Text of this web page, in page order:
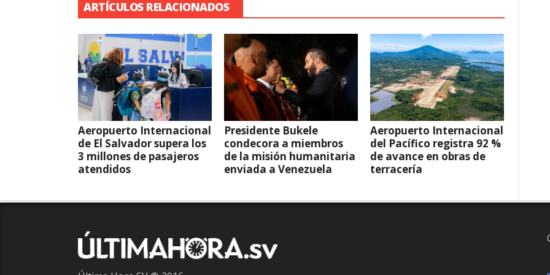
ARTÍCULOS RELACIONADOS
Aeropuerto Internacional
de El Salvador supera los
3 millones de pasajeros
atendidos
Presidente Bukele
condecora a miembros
de la misión humanitaria
enviada a Venezuela
Aeropuerto Internacional
del Pacífico registra 92 %
de avance en obras de
terracería